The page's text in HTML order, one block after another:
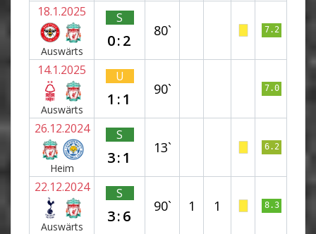
18.1.2025
Auswärts
S
0:2
80` 7.2
14.1.2025
Auswärts
U
1:1
90` 7.0
26.12.2024
Heim
S
3:1
13` 6.2
22.12.2024
Auswärts
S
3:6
90` 1 1 8.3